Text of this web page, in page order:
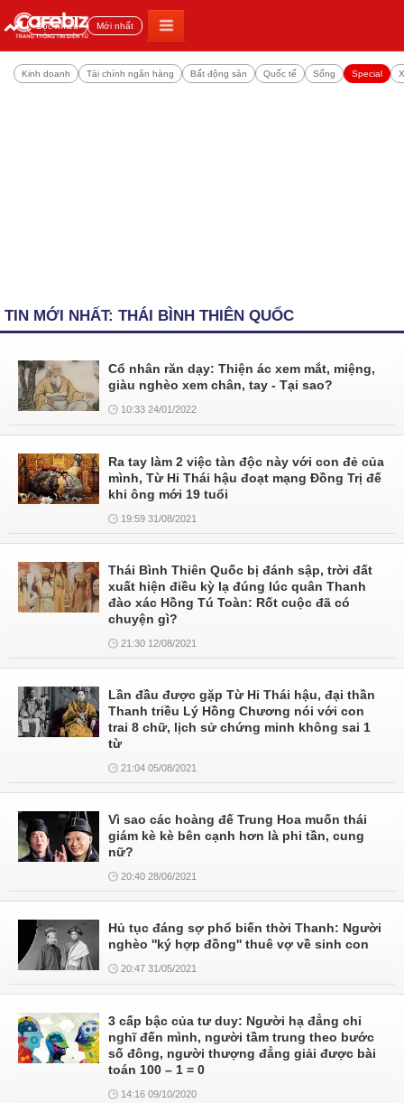
Đọc nhiều Mới nhất
Kinh doanh Tài chính ngân hàng Bất động sản Quốc tế Sống Special
TIN MỚI NHẤT: THÁI BÌNH THIÊN QUỐC
Cổ nhân răn dạy: Thiện ác xem mắt, miệng,
giàu nghèo xem chân, tay - Tại sao?
10:33 24/01/2022
Ra tay làm 2 việc tàn độc này với con đẻ của
mình, Từ Hi Thái hậu đoạt mạng Đồng Trị đế
khi ông mới 19 tuổi
19:59 31/08/2021
Thái Bình Thiên Quốc bị đánh sập, trời đất
xuất hiện điều kỳ lạ đúng lúc quân Thanh
đào xác Hồng Tú Toàn: Rốt cuộc đã có
chuyện gì?
21:30 12/08/2021
Lần đầu được gặp Từ Hi Thái hậu, đại thần
Thanh triều Lý Hồng Chương nói với con
trai 8 chữ, lịch sử chứng minh không sai 1
từ
21:04 05/08/2021
Vì sao các hoàng đế Trung Hoa muốn thái
giám kè kè bên cạnh hơn là phi tần, cung
nữ?
20:40 28/06/2021
Hủ tục đáng sợ phổ biến thời Thanh: Người
nghèo ''ký hợp đồng'' thuê vợ về sinh con
20:47 31/05/2021
3 cấp bậc của tư duy: Người hạ đẳng chỉ
nghĩ đến mình, người tầm trung theo bước
số đông, người thượng đẳng giải được bài
toán 100 – 1 = 0
14:16 09/10/2020